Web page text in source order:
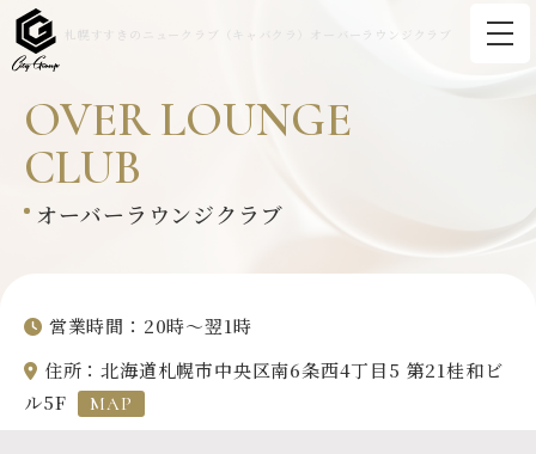
札幌すすきのニュークラブ（キャバクラ）オーバーラウンジクラブ
OVER LOUNGE
CLUB
オーバーラウンジクラブ
営業時間：20時～翌1時
住所：北海道札幌市中央区南6条西4丁目5 第21桂和ビ
ル5F
MAP